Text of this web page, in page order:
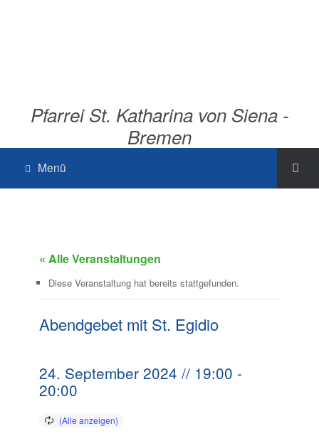
Pfarrei St. Katharina von Siena -
Bremen
Menü
« Alle Veranstaltungen
Diese Veranstaltung hat bereits stattgefunden.
Abendgebet mit St. Egidio
24. September 2024 // 19:00 -
20:00